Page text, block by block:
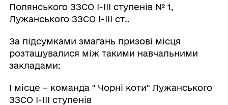
Полянського ЗЗСО І-ІІІ ступенів № 1,
Лужанського ЗЗСО І-ІІІ ст..
За підсумками змагань призові місця
розташувалися між такими навчальними
закладами:
І місце – команда " Чорні коти" Лужанського
ЗЗСО І-ІІІ ступенів